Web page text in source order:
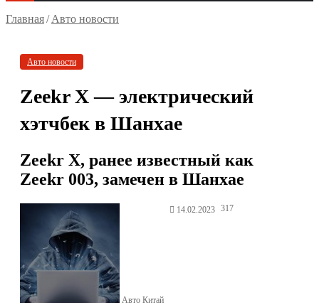
Главная/ Авто новости
Авто новости
Zeekr X — электрический
хэтчбек в Шанхае
Zeekr X, ранее известный как
Zeekr 003, замечен в Шанхае
Авто Китай
14.02.2023 317